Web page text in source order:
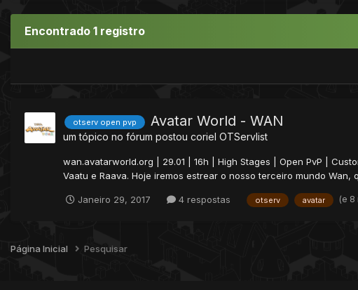
Encontrado 1 registro
otserv open pvp Avatar World - WAN
um tópico no fórum postou coriel OTServlist
wan.avatarworld.org | 29.01 | 16h | High Stages | Open PvP |
Vaatu e Raava. Hoje iremos estrear o nosso terceiro mundo Wan,
Janeiro 29, 2017 4 respostas otserv avatar (e 8
Página Inicial Pesquisar